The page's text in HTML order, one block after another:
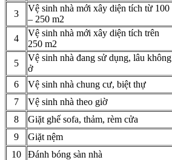
3
Vệ sinh nhà mới xây diện tích từ 100
– 250 m2
4
Vệ sinh nhà mới xây diện tích trên
250 m2
5
Vệ sinh nhà đang sử dụng, lâu không
ở
6 Vệ sinh nhà chung cư, biệt thự
7
Vệ sinh nhà theo giờ
8
Giặt ghế sofa, thảm, rèm cửa
9
Giặt nệm
10
Đánh bóng sàn nhà